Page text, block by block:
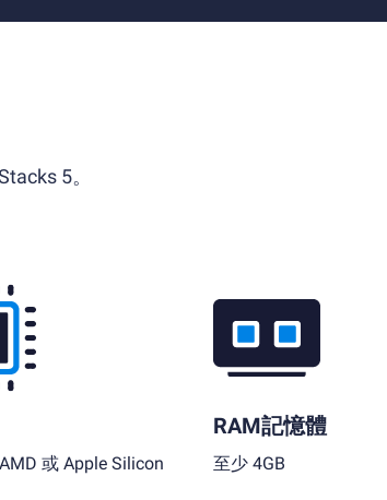
5。
或 Apple Silicon
RAM記憶體
至少 4GB